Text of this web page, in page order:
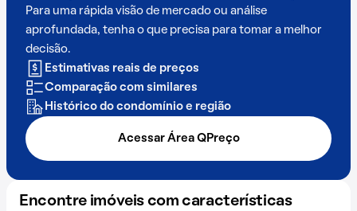
Para uma rápida visão de mercado ou análise
aprofundada, tenha o que precisa para tomar a melhor
decisão.
Estimativas reais de preços
Comparação com similares
Histórico do condomínio e região
Acessar Área QPreço
Encontre imóveis com características